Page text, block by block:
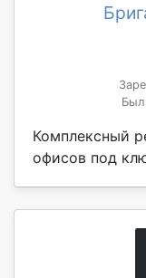
Был
Комплексный
офисов под